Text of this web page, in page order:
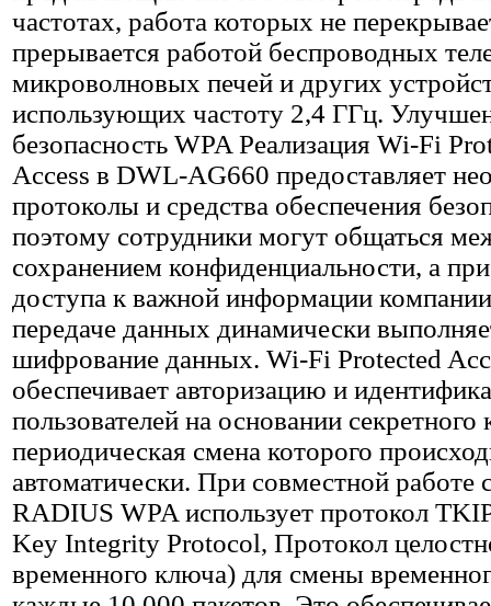
частотах, работа которых не
прерывается работой беспроводных
микроволновых печей и других
использующих частоту 2,4 ГГц.
безопасность WPA Реализация Wi-Fi
Access в DWL-AG660 предоставляет
протоколы и средства обеспечения
поэтому сотрудники могут общаться
сохранением конфиденциальности, а
доступа к важной информации
передаче данных динамически
шифрование данных. Wi-Fi Protected
обеспечивает авторизацию и
пользователей на основании секретного
периодическая смена которого
автоматически. При совместной работе
RADIUS WPA использует протокол
Key Integrity Protocol, Протокол
временного ключа) для смены